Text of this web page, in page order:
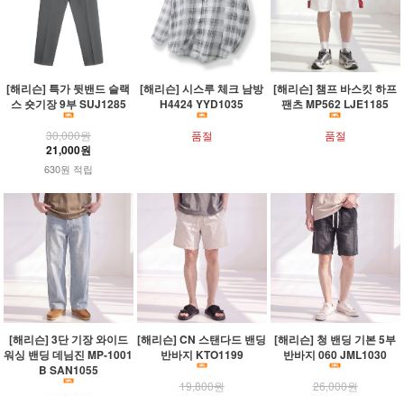
[해리슨] 특가 뒷밴드 슬랙
스 숏기장 9부 SUJ1285
30,000원
21,000원
630원 적립
[해리슨] 시스루 체크 남방
H4424 YYD1035
품절
[해리슨] 챔프 바스킷 하프
팬츠 MP562 LJE1185
품절
[해리슨] 3단 기장 와이드
워싱 밴딩 데님진 MP-1001
B SAN1055
[해리슨] CN 스탠다드 밴딩
반바지 KTO1199
19,800원
[해리슨] 청 밴딩 기본 5부
반바지 060 JML1030
26,000원